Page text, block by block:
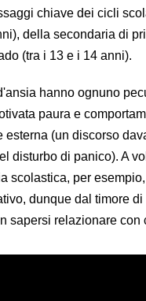
chiave dei cicli
della secondaria di
(tra i 13 e i 14 anni).
hanno ognuno
paura e
(un discorso
disturbo di panico). A
scolastica, per
dunque dal timore di
sapersi relazionare con